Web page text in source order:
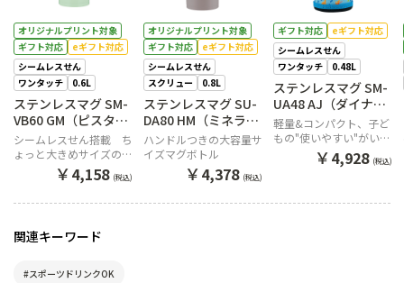
オリジナルプリント対象
ギフト対応
eギフト対応
シームレスせん
ワンタッチ
0.6L
ステンレスマグ SM-
VB60 GM（ピスタチ
オグリーン）
シームレスせん搭載 ち
ょっと大きめサイズのワ
ンタッチマグ
￥4,158 (税込)
オリジナルプリント対象
ギフト対応
eギフト対応
シームレスせん
スクリュー
0.8L
ステンレスマグ SU-
DA80 HM（ミネラル
グレー）
ハンドルつきの大容量サ
イズマグボトル
￥4,378 (税込)
ギフト対応
eギフト対応
シームレスせん
ワンタッチ
0.48L
ステンレスマグ SM-
UA48 AJ（ダイナソ
ーブルー）
軽量&コンパクト、子ど
もの"使いやすい"がいっ
ぱいのステンレスマグ
￥4,928 (税込)
関連キーワード
#スポーツドリンクOK